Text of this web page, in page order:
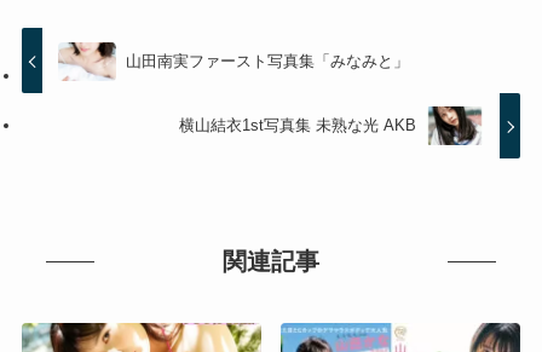
山田南実ファースト写真集「みなみと」
横山結衣1st写真集 未熟な光 AKB
関連記事